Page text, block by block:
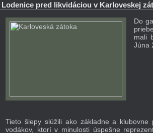
Lodenice pred likvidáciou v Karloveskej
Do
mali
Júna
Tieto šlepy slúžili ako základne a klubovne
vodákov, ktorí v minulosti úspešne